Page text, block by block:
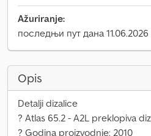
Ažuriranje:
последњи пут дана 11.06.2026
Opis
Detalji dizalice
? Atlas 65.2 - A2L preklopiva
? Godina proizvodnje: 2010